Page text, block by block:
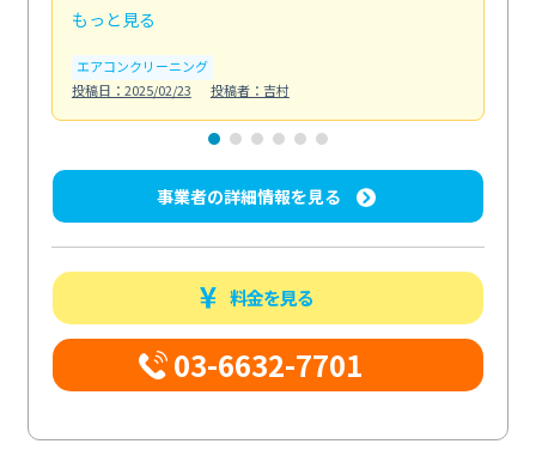
もっと見る
エアコンクリーニング
投稿日：2025/02/23
投稿者：吉村
事業者の詳細情報を見る
料金を見る
03-6632-7701